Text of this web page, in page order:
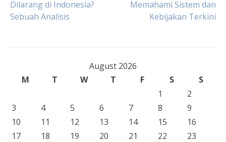
navigation
Dilarang di Indonesia?
Sebuah Analisis
Memahami Sistem dan
Kebijakan Terkini
August 2026
M
T W T F S
S
1
2
3
4 5 6 7 8
9
10
11 12 13 14 15
16
17
18 19 20 21 22
23